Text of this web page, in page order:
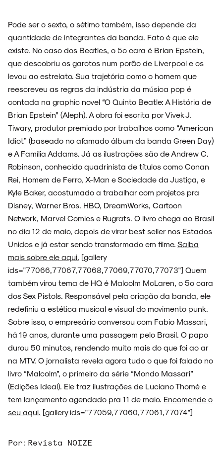
ESPECIAIS
FAIXA A FAIXA
NOVIDADES
NOIZE RECORD CLUB
SOBRE
Pode ser o sexto, o sétimo também, isso depende da
quantidade de integrantes da banda. Fato é que ele
existe. No caso dos Beatles, o 5º cara é Brian Epstein,
que descobriu os garotos num porão de Liverpool e os
levou ao estrelato. Sua trajetória como o homem que
reescreveu as regras da indústria da música pop é
contada na graphic novel “O Quinto Beatle: A História de
Brian Epstein” (Aleph). A obra foi escrita por Vivek J.
Tiwary, produtor premiado por trabalhos como “American
Idiot” (baseado no afamado álbum da banda Green Day)
e A Família Addams. Já as ilustrações são de Andrew C.
Robinson, conhecido quadrinista de títulos como Conan
Rei, Homem de Ferro, X-Man e Sociedade da Justiça, e
Kyle Baker, acostumado a trabalhar com projetos pra
Disney, Warner Bros. HBO, DreamWorks, Cartoon
Network, Marvel Comics e Rugrats. O livro chega ao Brasil
no dia 12 de maio, depois de virar best seller nos Estados
Unidos e já estar sendo transformado em filme. Saiba
mais sobre ele aqui. [gallery
ids="77066,77067,77068,77069,77070,77073"] Quem
também virou tema de HQ é Malcolm McLaren, o 5º cara
dos Sex Pistols. Responsável pela criação da banda, ele
redefiniu a estética musical e visual do movimento punk.
Sobre isso, o empresário conversou com Fabio Massari,
há 19 anos, durante uma passagem pelo Brasil. O papo
durou 50 minutos, rendendo muito mais do que foi ao ar
na MTV. O jornalista revela agora tudo o que foi falado no
livro “Malcolm”, o primeiro da série “Mondo Massari”
(Edições Ideal). Ele traz ilustrações de Luciano Thomé e
tem lançamento agendado pra 11 de maio. Encomende o
seu aqui. [gallery ids="77059,77060,77061,77074"]
Por: Revista NOIZE